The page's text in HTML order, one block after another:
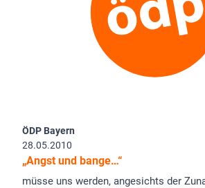
ÖDP Bayern
28.05.2010
„Angst und bange…“
müsse uns werden, angesichts der